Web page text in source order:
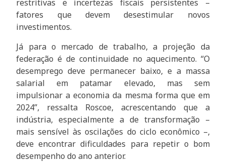
restritivas e incertezas fiscais persistentes –
fatores que devem desestimular novos
investimentos.
Já para o mercado de trabalho, a projeção da
federação é de continuidade no aquecimento. “O
desemprego deve permanecer baixo, e a massa
salarial em patamar elevado, mas sem
impulsionar a economia da mesma forma que em
2024”, ressalta Roscoe, acrescentando que a
indústria, especialmente a de transformação –
mais sensível às oscilações do ciclo econômico –,
deve encontrar dificuldades para repetir o bom
desempenho do ano anterior.